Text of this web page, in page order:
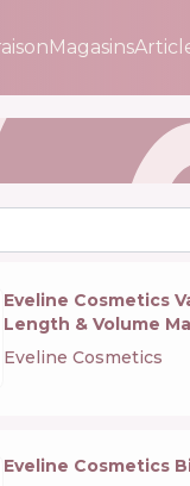
Magasins
Eveline Cosmetics
Length & Volume
Eveline Cosmetics
Eveline Cosmetics